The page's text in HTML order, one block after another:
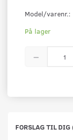
Model/varenr.:
På lager
FORSLAG TIL